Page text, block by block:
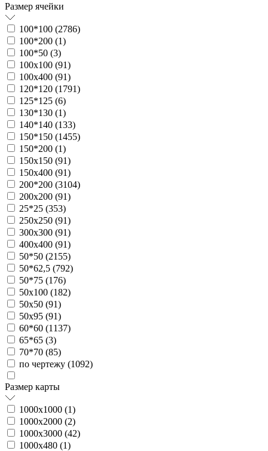
Размер ячейки
100*100 (2786)
100*200 (1)
100*50 (3)
100х100 (91)
100х400 (91)
120*120 (1791)
125*125 (6)
130*130 (1)
140*140 (133)
150*150 (1455)
150*200 (1)
150х150 (91)
150х400 (91)
200*200 (3104)
200х200 (91)
25*25 (353)
250х250 (91)
300х300 (91)
400х400 (91)
50*50 (2155)
50*62,5 (792)
50*75 (176)
50х100 (182)
50х50 (91)
50х95 (91)
60*60 (1137)
65*65 (3)
70*70 (85)
по чертежу (1092)
Размер карты
1000х1000 (1)
1000х2000 (2)
1000х3000 (42)
1000х480 (1)